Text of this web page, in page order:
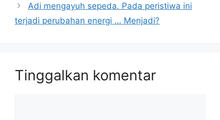
Adi mengayuh sepeda. Pada peristiwa ini
terjadi perubahan energi … Menjadi?
Tinggalkan komentar